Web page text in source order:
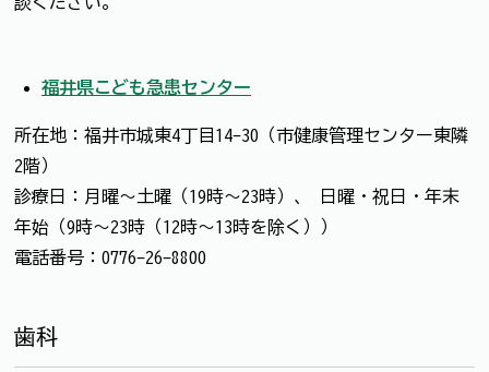
福井県こども急患センター
所在地：福井市城東4丁目14-30（市健康管理センター東隣
2階）
診療日：月曜～土曜（19時～23時）、 日曜・祝日・年末
年始（9時～23時（12時～13時を除く））
電話番号：0776-26-8800
歯科